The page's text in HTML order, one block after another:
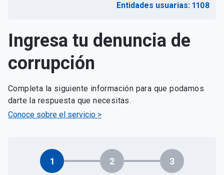
Entidades usuarias: 1108
Ingresa tu denuncia de
corrupción
Completa la siguiente información para que podamos
darte la respuesta que necesitas.
Conoce sobre el servicio >
1 2 3